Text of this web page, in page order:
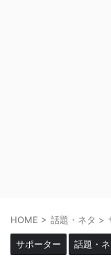
HOME > 話題・ネタ >
サポーター 話題・ネ